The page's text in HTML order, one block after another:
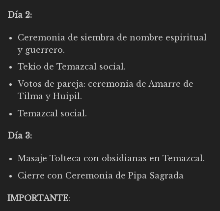
Día 2:
Ceremonia de siembra de nombre espiritual
y guerrero.
Tekio de Temazcal social.
Votos de pareja: ceremonia de Amarre de
Tilma y Huipil.
Temazcal social.
Día 3:
Masaje Tolteca con obsidianas en Temazcal.
Cierre con Ceremonia de Pipa Sagrada
IMPORTANTE: